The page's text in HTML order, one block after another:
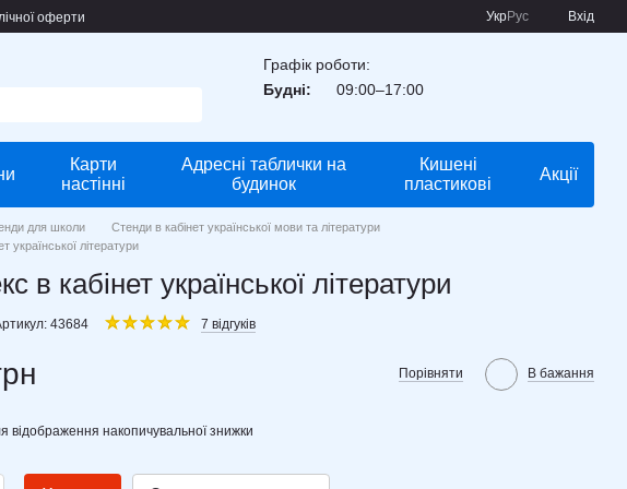
оферти УкрРус Вхід
Графік роботи:
Будні:
09:00–17:00
Карти
настінні
Адресні таблички на
будинок
Кишені
пластикові
Акції
для школи
Стенди в кабінет української мови та літератури
української літератури
в кабінет української літератури
43684 7 відгуків
Порівняти В бажання
відображення накопичувальної знижки